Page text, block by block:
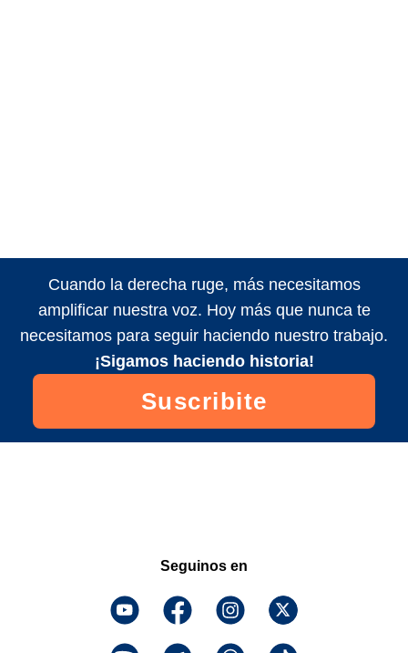
Cuando la derecha ruge, más necesitamos
amplificar nuestra voz. Hoy más que nunca te
necesitamos para seguir haciendo nuestro trabajo.
¡Sigamos haciendo historia!
Suscribite
Seguinos en